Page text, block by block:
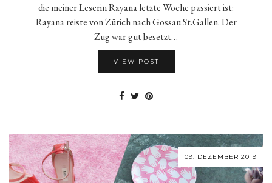
die meiner Leserin Rayana letzte Woche passiert ist:
Rayana reiste von Zürich nach Gossau St.Gallen. Der
Zug war gut besetzt…
VIEW POST
09. DEZEMBER 2019